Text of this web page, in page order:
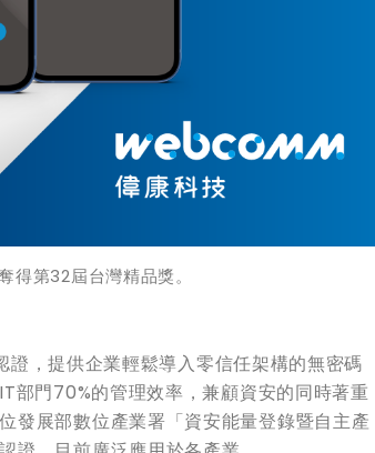
得第32屆台灣精品獎。
，提供企業輕鬆導入零信任架構的無密碼
部門70%的管理效率，兼顧資安的同時著重
發展部數位產業署「資安能量登錄暨自主產